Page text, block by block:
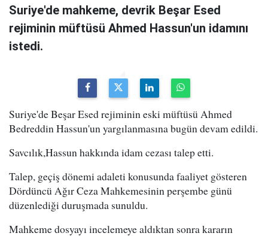
Suriye'de mahkeme, devrik Beşar Esed
rejiminin müftüsü Ahmed Hassun'un idamını
istedi.
Suriye'de Beşar Esed rejiminin eski müftüsü Ahmed
Bedreddin Hassun'un yargılanmasına bugün devam edildi.
Savcılık,Hassun hakkında idam cezası talep etti.
Talep, geçiş dönemi adaleti konusunda faaliyet gösteren
Dördüncü Ağır Ceza Mahkemesinin perşembe günü
düzenlediği duruşmada sunuldu.
Mahkeme dosyayı incelemeye aldıktan sonra kararın